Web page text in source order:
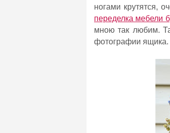
ногами крутятся,
переделка мебели
мною так любим.
фотографии ящика.